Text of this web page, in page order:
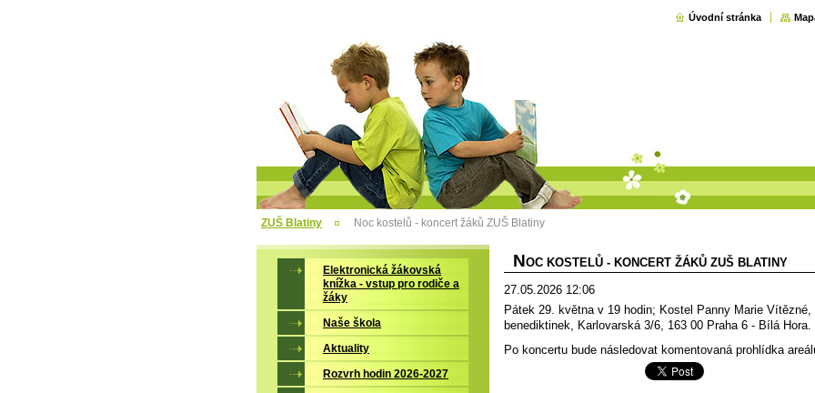
Úvodní stránka
ZUŠ Blatiny Noc kostelů - koncert žáků ZUŠ Blatiny
NOC KOSTELŮ - KONCERT ŽÁKŮ ZUŠ BLATINY
27.05.2026 12:06
Pátek 29. května v 19 hodin; Kostel Panny Marie
benediktinek, Karlovarská 3/6, 163 00 Praha 6 - Bílá Hora.
Po koncertu bude následovat komentovaná prohlídka
Elektronická žákovská
knížka - vstup pro rodiče a
žáky
Naše škola
Aktuality
Rozvrh hodin 2026-2027